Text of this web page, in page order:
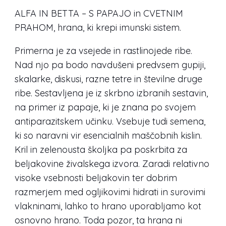
ALFA IN BETTA – S PAPAJO in CVETNIM
PRAHOM, hrana, ki krepi imunski sistem.
Primerna je za vsejede in rastlinojede ribe.
Nad njo pa bodo navdušeni predvsem gupiji,
skalarke, diskusi, razne tetre in številne druge
ribe. Sestavljena je iz skrbno izbranih sestavin,
na primer iz papaje, ki je znana po svojem
antiparazitskem učinku. Vsebuje tudi semena,
ki so naravni vir esencialnih maščobnih kislin.
Kril in zelenousta školjka pa poskrbita za
beljakovine živalskega izvora. Zaradi relativno
visoke vsebnosti beljakovin ter dobrim
razmerjem med ogljikovimi hidrati in surovimi
vlakninami, lahko to hrano uporabljamo kot
osnovno hrano. Toda pozor, ta hrana ni